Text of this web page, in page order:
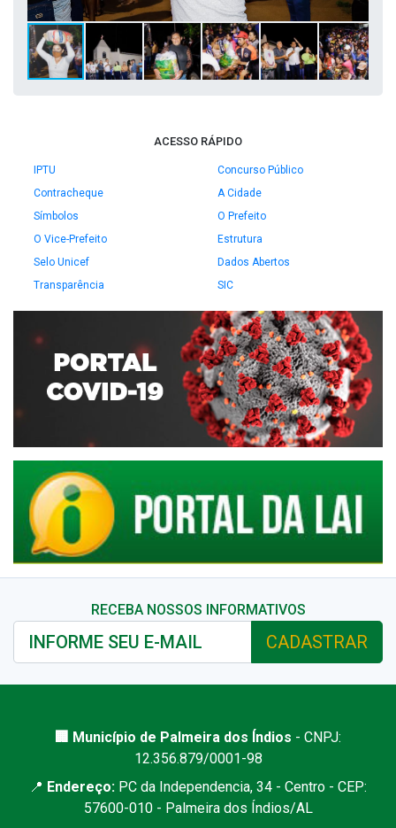
ACESSO RÁPIDO
IPTU
Concurso Público
Contracheque
A Cidade
Símbolos
O Prefeito
O Vice-Prefeito
Estrutura
Selo Unicef
Dados Abertos
Transparência
SIC
RECEBA NOSSOS INFORMATIVOS
CADASTRAR
🏢 Município de Palmeira dos Índios - CNPJ:
12.356.879/0001-98
📍 Endereço: PC da Independencia, 34 - Centro - CEP:
57600-010 - Palmeira dos Índios/AL